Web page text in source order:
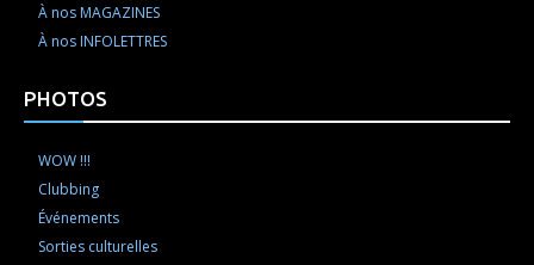
À nos MAGAZINES
À nos INFOLETTRES
PHOTOS
WOW !!!
Clubbing
Événements
Sorties culturelles